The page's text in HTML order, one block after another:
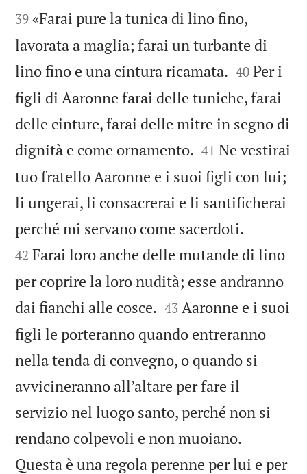


39 «Farai pure la tunica di lino fino,
lavorata a maglia; farai un turbante di
lino fino e una cintura ricamata. 

40 Per i
figli di Aaronne farai delle tuniche, farai
delle cinture, farai delle mitre in segno di
dignità e come ornamento. 

41 Ne vestirai
tuo fratello Aaronne e i suoi figli con lui;
li ungerai, li consacrerai e li santificherai
perché mi servano come sacerdoti.
42 Farai loro anche delle mutande di lino
per coprire la loro nudità; esse andranno
dai fianchi alle cosce. 

43 Aaronne e i suoi
figli le porteranno quando entreranno
nella tenda di convegno, o quando si
avvicineranno all’altare per fare il
servizio nel luogo santo, perché non si
rendano colpevoli e non muoiano.
Questa è una regola perenne per lui e per